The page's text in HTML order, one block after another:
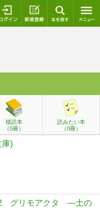
ログイン 新規登録
積読本
（0冊）
読みたい本
（0冊）
庫)
2 グリモアクタ ―土の